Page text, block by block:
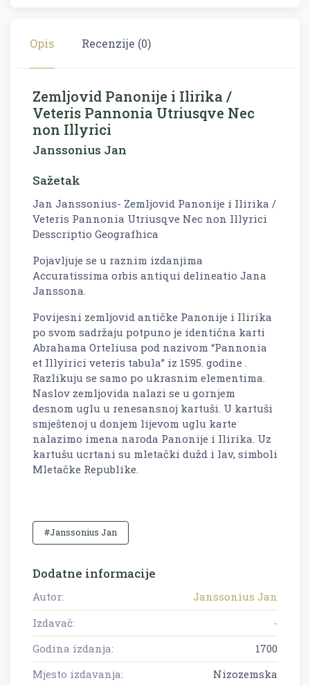
Opis Recenzije (0)
Zemljovid Panonije i Ilirika /
Veteris Pannonia Utriusqve Nec
non Illyrici
Janssonius Jan
Sažetak
Jan Janssonius- Zemljovid Panonije i Ilirika /
Veteris Pannonia Utriusqve Nec non Illyrici
Desscriptio Geografhica
Pojavljuje se u raznim izdanjima
Accuratissima orbis antiqui delineatio Jana
Janssona.
Povijesni zemljovid antičke Panonije i Ilirika
po svom sadržaju potpuno je identična karti
Abrahama Orteliusa pod nazivom “Pannonia
et Illyirici veteris tabula” iz 1595. godine .
Razlikuju se samo po ukrasnim elementima.
Naslov zemljovida nalazi se u gornjem
desnom uglu u renesansnoj kartuši. U kartuši
smještenoj u donjem lijevom uglu karte
nalazimo imena naroda Panonije i Ilirika. Uz
kartušu ucrtani su mletački dužd i lav, simboli
Mletačke Republike.
#Janssonius Jan
Dodatne informacije
Autor:
Janssonius Jan
Izdavač:
-
Godina izdanja:
1700
Mjesto izdavanja:
Nizozemska